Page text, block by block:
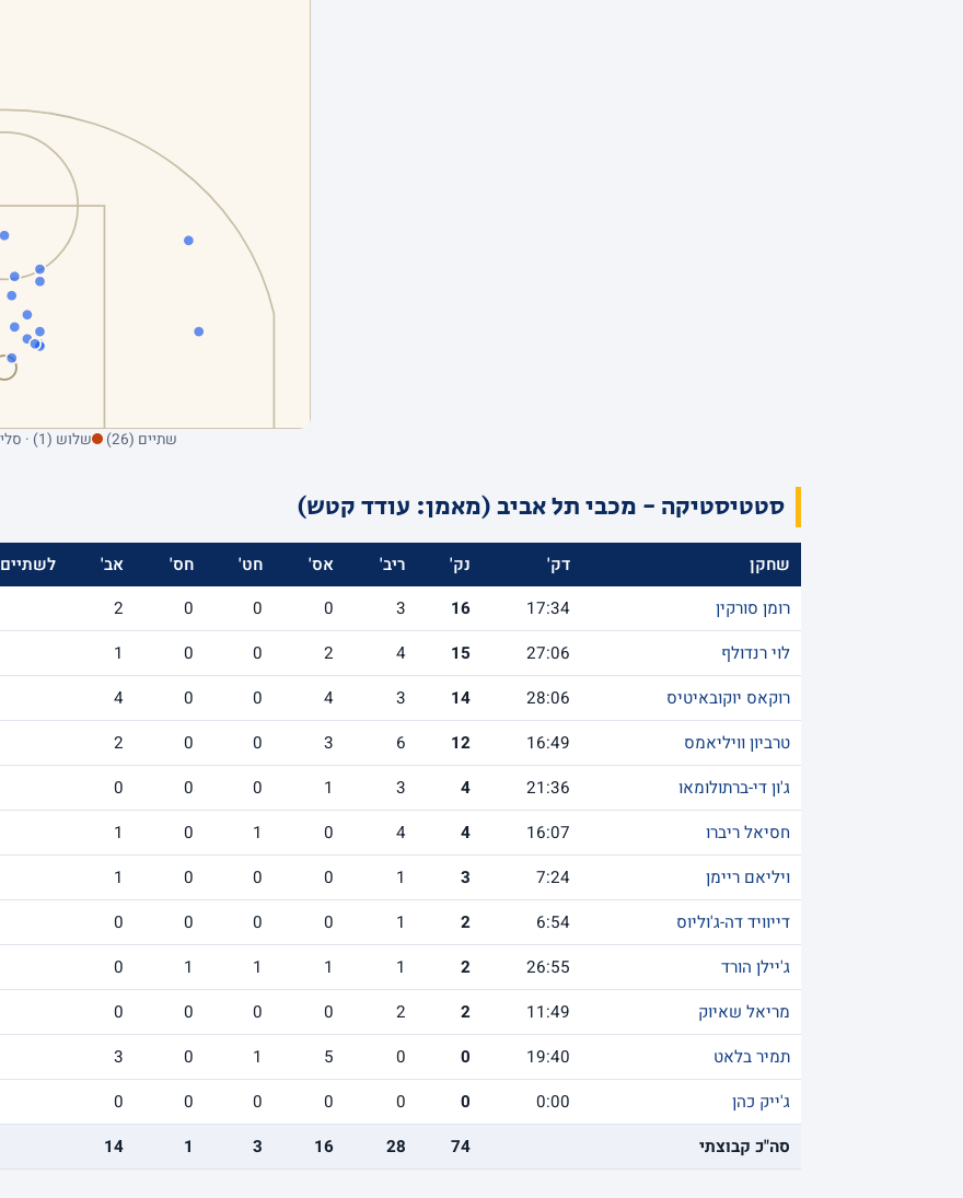
שתיים (26) שלוש (1) · סלים מהשדה בלבד; ריחוף על נקודה מציג את הקולע
סטטיסטיקה - מכבי תל אביב (מאמן: עודד קטש)
שחקן דק' נק' ריב' אס' חט' חס' אב' לשתיים
רומן סורקין
17:34
16
3
0
0
0
2
לוי רנדולף
27:06
15
4
2
0
0
1
רוקאס יוקובאיטיס
28:06
14
3
4
0
0
4
טרביון וויליאמס
16:49
12
6
3
0
0
2
ג'ון די-ברתולומאו
21:36
4
3
1
0
0
0
חסיאל ריברו
16:07
4
4
0
1
0
1
ויליאם ריימן
7:24
3
1
0
0
0
1
דייוויד דה-ג'וליוס
6:54
2
1
0
0
0
0
ג'יילן הורד
26:55
2
1
1
1
1
0
מריאל שאיוק
11:49
2
2
0
0
0
0
תמיר בלאט
19:40
0
0
5
1
0
3
ג'ייק כהן
0:00
0
0
0
0
0
0
סה"כ קבוצתי
74
28
16
3
1
14